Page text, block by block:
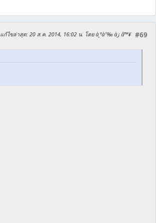
#69
แก้ไขล่าสุด: 20 ส.ค. 2014, 16:02 น. โดย à¸ªà¹‰ à¸¡ â™¥